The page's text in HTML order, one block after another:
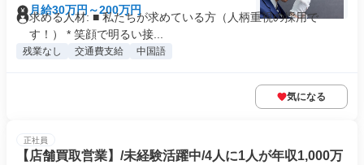
月給30万円～200万円
求める人材: ■ 私たちが求めている方（人柄重視の採用で
す！） * 笑顔で明るい接...
残業なし 交通費支給 中国語
気になる
正社員
【店舗買取営業】/未経験活躍中/4人に1人が年収1,000万